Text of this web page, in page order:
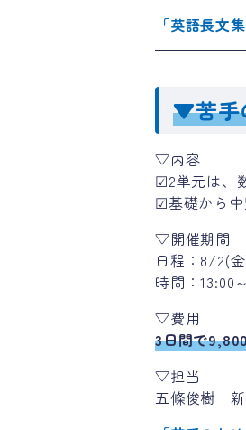
「英語長文
▼苦手
▽内容
☑2単元は、
☑基礎から中
▽開催期間
日程：8/2(
時間：13:00
▽費用
3日間で
▽担当
五條俊樹 新